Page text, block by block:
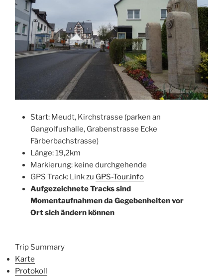
Start: Meudt, Kirchstrasse (parken an
Gangolfushalle, Grabenstrasse Ecke
Färberbachstrasse)
Länge: 19,2km
Markierung: keine durchgehende
GPS Track: Link zu GPS-Tour.info
Aufgezeichnete Tracks sind
Momentaufnahmen da Gegebenheiten vor
Ort sich ändern können
Trip Summary
Karte
Protokoll